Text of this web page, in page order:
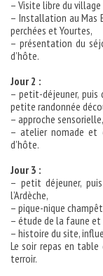
– Visite libre du village
– Installation au Mas
perchées et Yourtes,
– présentation du
d’hôte.
Jour 2 :
– petit-déjeuner, puis
petite randonnée
– approche
– atelier nomade et
d’hôte.
Jour 3 :
– petit déjeuner,
l’Ardèche,
– pique-nique
– étude de la faune
– histoire du site,
Le soir repas en table
terroir.